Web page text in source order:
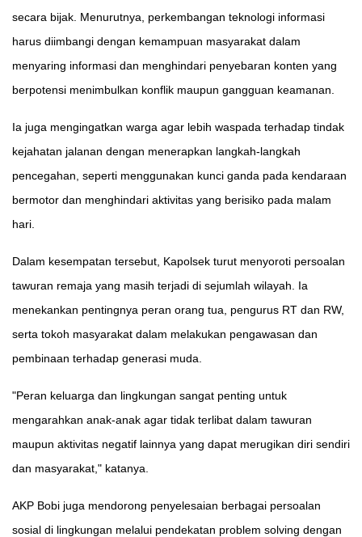
secara bijak. Menurutnya, perkembangan teknologi informasi
harus diimbangi dengan kemampuan masyarakat dalam
menyaring informasi dan menghindari penyebaran konten yang
berpotensi menimbulkan konflik maupun gangguan keamanan.
Ia juga mengingatkan warga agar lebih waspada terhadap tindak
kejahatan jalanan dengan menerapkan langkah-langkah
pencegahan, seperti menggunakan kunci ganda pada kendaraan
bermotor dan menghindari aktivitas yang berisiko pada malam
hari.
Dalam kesempatan tersebut, Kapolsek turut menyoroti persoalan
tawuran remaja yang masih terjadi di sejumlah wilayah. Ia
menekankan pentingnya peran orang tua, pengurus RT dan RW,
serta tokoh masyarakat dalam melakukan pengawasan dan
pembinaan terhadap generasi muda.
"Peran keluarga dan lingkungan sangat penting untuk
mengarahkan anak-anak agar tidak terlibat dalam tawuran
maupun aktivitas negatif lainnya yang dapat merugikan diri sendiri
dan masyarakat," katanya.
AKP Bobi juga mendorong penyelesaian berbagai persoalan
sosial di lingkungan melalui pendekatan problem solving dengan